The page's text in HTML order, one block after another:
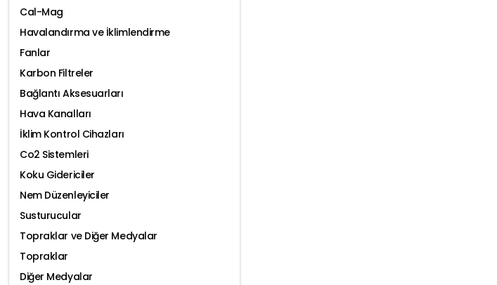
Cal-Mag
Havalandırma ve İklimlendirme
Fanlar
Karbon Filtreler
Bağlantı Aksesuarları
Hava Kanalları
İklim Kontrol Cihazları
Co2 Sistemleri
Koku Gidericiler
Nem Düzenleyiciler
Susturucular
Topraklar ve Diğer Medyalar
Topraklar
Diğer Medyalar